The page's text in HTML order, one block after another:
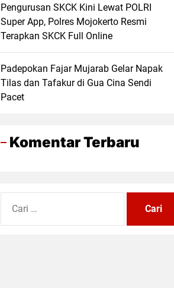
Pengurusan SKCK Kini Lewat POLRI
Super App, Polres Mojokerto Resmi
Terapkan SKCK Full Online
Padepokan Fajar Mujarab Gelar Napak
Tilas dan Tafakur di Gua Cina Sendi
Pacet
Komentar Terbaru
untuk: